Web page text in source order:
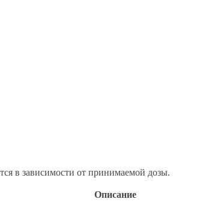
в зависимости от принимаемой дозы.
Описание